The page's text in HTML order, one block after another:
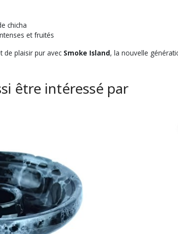
chicha
et fruités
de plaisir pur avec Smoke Island, la nouvelle
être intéressé par